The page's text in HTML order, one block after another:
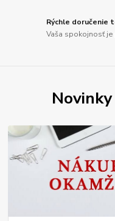
Rýchle doručenie
Vaša spokojnosť